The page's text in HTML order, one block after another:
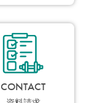
CONTACT